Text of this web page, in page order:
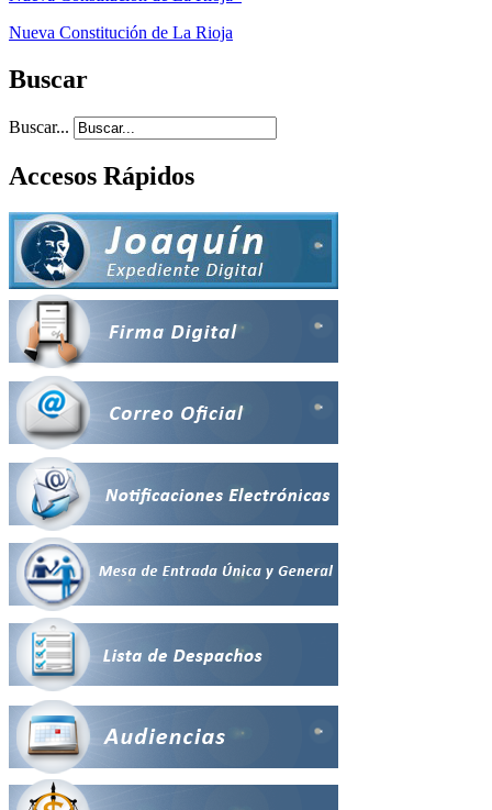
Nueva Constitución de La Rioja
Buscar
Buscar...
Accesos Rápidos